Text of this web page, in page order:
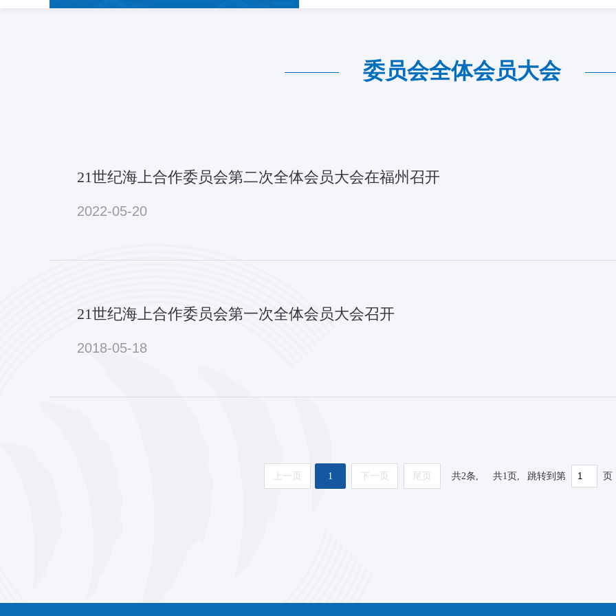
委员会全体会员大会
21世纪海上合作委员会第二次全体会员大会在福州召开
2022-05-20
21世纪海上合作委员会第一次全体会员大会召开
2018-05-18
上一页 1 下一页 尾页 共2条, 共1页, 跳转到第 页